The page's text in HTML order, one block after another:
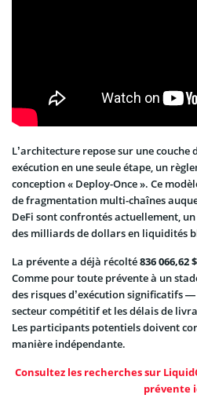
L’architecture repose sur une
exécution en une seule étape, un
conception « Deploy-Once ». Ce
de fragmentation multi-chaînes
DeFi sont confrontés actuellement,
des milliards de dollars en liquidités
La prévente a déjà récolté836 066,62 $
Comme pour toute prévente à un
des risques d’exécution significatifs
secteur compétitif et les délais de
Les participants potentiels doivent
manière indépendante.
Consultez les recherches sur
prévente